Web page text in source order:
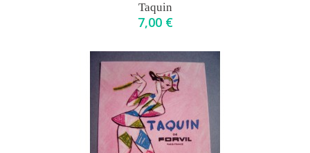
Taquin
7,00 €